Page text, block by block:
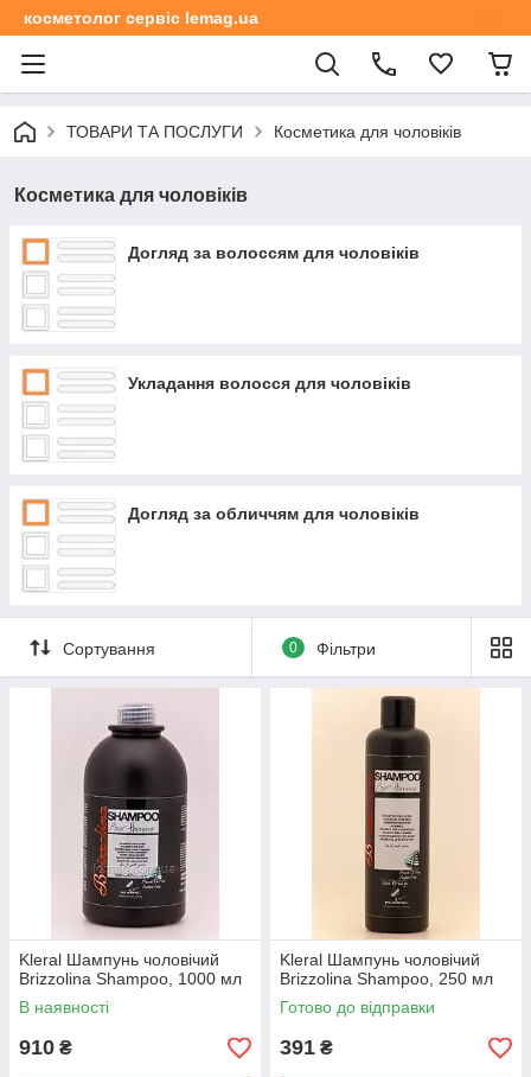
косметолог сервіс lemag.ua
ТОВАРИ ТА ПОСЛУГИ Косметика для чоловіків
Косметика для чоловіків
Догляд за волоссям для чоловіків
Укладання волосся для чоловіків
Догляд за обличчям для чоловіків
Сортування 0 Фільтри
Kleral Шампунь чоловічий
Brizzolina Shampoo, 1000 мл
В наявності
910 ₴
Kleral Шампунь чоловічий
Brizzolina Shampoo, 250 мл
Готово до відправки
391 ₴